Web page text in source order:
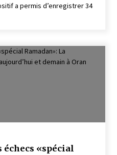
a permis d’enregistrer 34
«spécial